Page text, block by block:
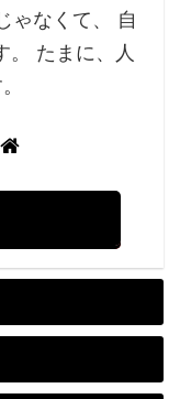
ゃなくて、 自
。 たまに、人